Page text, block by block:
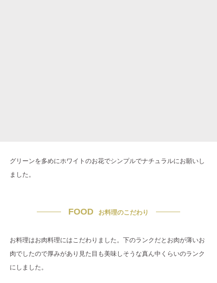
グリーンを多めにホワイトのお花でシンプルでナチュラルにお願いし
ました。
FOOD お料理のこだわり
お料理はお肉料理にはこだわりました。下のランクだとお肉が薄いお
肉でしたので厚みがあり見た目も美味しそうな真ん中くらいのランク
にしました。